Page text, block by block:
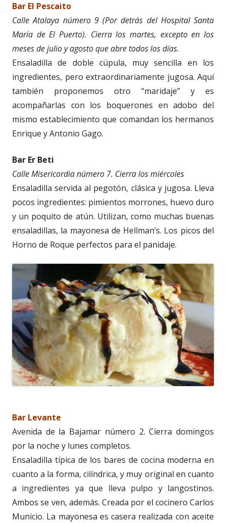
Bar El Pescaito
Calle Atalaya número 9 (Por detrás del Hospital Santa
María de El Puerto). Cierra los martes, excepto en los
meses de julio y agosto que abre todos los días.
Ensaladilla de doble cúpula, muy sencilla en los
ingredientes, pero extraordinariamente jugosa. Aquí
también proponemos otro “maridaje” y es
acompañarlas con los boquerones en adobo del
mismo establecimiento que comandan los hermanos
Enrique y Antonio Gago.
Bar Er Beti
Calle Misericordia número 7. Cierra los miércoles
Ensaladilla servida al pegotón, clásica y jugosa. Lleva
pocos ingredientes: pimientos morrones, huevo duro
y un poquito de atún. Utilizan, como muchas buenas
ensaladillas, la mayonesa de Hellman’s. Los picos del
Horno de Roque perfectos para el panidaje.
Bar Levante
Avenida de la Bajamar número 2. Cierra domingos
por la noche y lunes completos.
Ensaladilla típica de los bares de cocina moderna en
cuanto a la forma, cilíndrica, y muy original en cuanto
a ingredientes ya que lleva pulpo y langostinos.
Ambos se ven, además. Creada por el cocinero Carlos
Municio. La mayonesa es casera realizada con aceite